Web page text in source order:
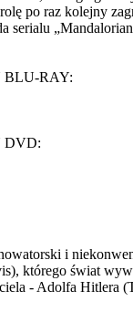
rolę po raz kolejny
BLU-RAY:
DVD:
i
którego świat
- Adolfa Hitlera